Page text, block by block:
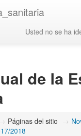
Usted no se ha
de la
→ Páginas del sitio →
2018